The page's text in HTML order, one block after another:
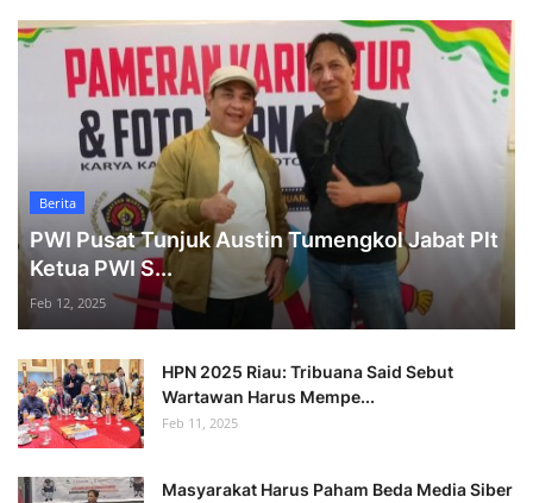
Berita
PWI Pusat Tunjuk Austin Tumengkol Jabat Plt
Ketua PWI S...
Feb 12, 2025
HPN 2025 Riau: Tribuana Said Sebut
Wartawan Harus Mempe...
Feb 11, 2025
Masyarakat Harus Paham Beda Media Siber